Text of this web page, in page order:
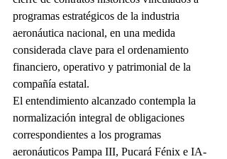
programas estratégicos de la industria
aeronáutica nacional, en una medida
considerada clave para el ordenamiento
financiero, operativo y patrimonial de la
compañía estatal.
El entendimiento alcanzado contempla la
normalización integral de obligaciones
correspondientes a los programas
aeronáuticos Pampa III, Pucará Fénix e IA-